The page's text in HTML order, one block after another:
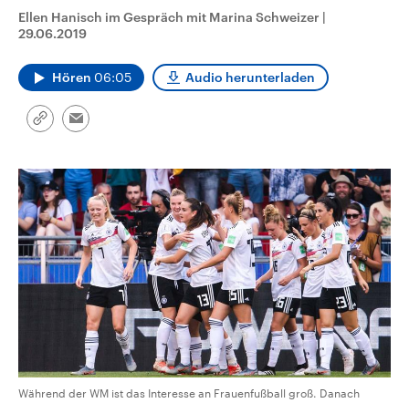
und Hintergründe zu den Parteien
und Kandidaten der anstehenden
Wahl.
Sendungen Programm Podcasts
Ellen Hanisch im Gespräch mit Marina Schweizer |
29.06.2019
Hören 06:05 Audio herunterladen
Link
Email
Während der WM ist das Interesse an Frauenfußball groß. Danach